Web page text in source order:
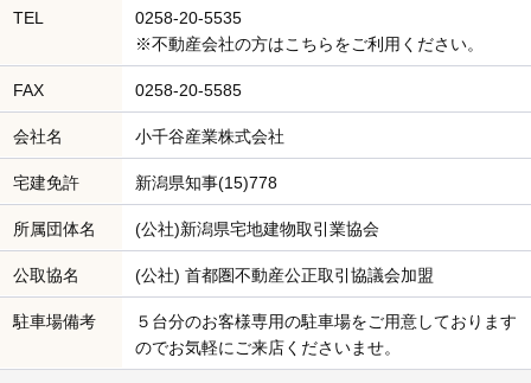
TEL
0258-20-5535
※不動産会社の方はこちらをご利用ください。
FAX 0258-20-5585
会社名 小千谷産業株式会社
宅建免許 新潟県知事(15)778
所属団体名 (公社)新潟県宅地建物取引業協会
公取協名 (公社) 首都圏不動産公正取引協議会加盟
駐車場備考
５台分のお客様専用の駐車場をご用意しております
のでお気軽にご来店くださいませ。